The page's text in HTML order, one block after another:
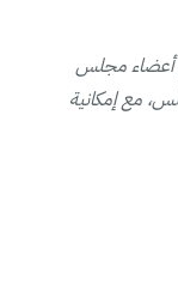
أعضاء مجلس
المجلس، مع إمكانية